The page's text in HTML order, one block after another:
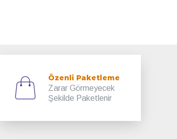
Özenli Paketleme
Zarar Görmeyecek
Şekilde Paketlenir